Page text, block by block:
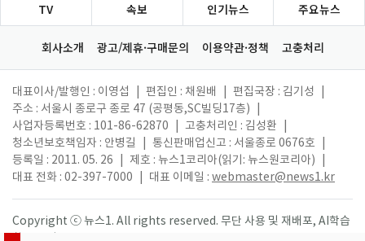
TV 속보 인기뉴스 주요뉴스
회사소개 광고/제휴·구매문의 이용약관·정책 고충처리
대표이사/발행인 : 이영섭 편집인 : 채원배 편집국장 : 김기성
주소 : 서울시 종로구 종로 47 (공평동,SC빌딩17층)
사업자등록번호 : 101-86-62870
고충처리인 : 김성환
청소년보호책임자 : 안병길
통신판매업신고 : 서울종로 0676호
등록일 : 2011. 05. 26
제호 : 뉴스1코리아(읽기: 뉴스원코리아)
대표 전화 : 02-397-7000
대표 이메일 : webmaster@news1.kr
Copyright ⓒ 뉴스1. All rights reserved. 무단 사용 및 재배포, AI학습
활용 금지.